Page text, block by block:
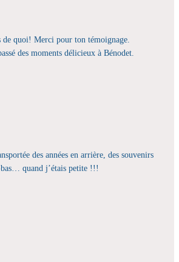
de quoi! Merci pour ton témoignage.
des moments délicieux à Bénodet.
des années en arrière, des souvenirs
bas… quand j’étais petite !!!